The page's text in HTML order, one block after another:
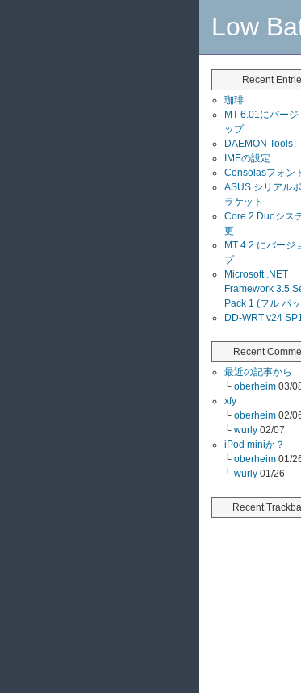
Low
Recent
珈琲
MT 6.01にバージ
ップ
DAEMON Tools
IMEの設定
Consolasフォン
ASUS シリアル
ラケット
Core 2 Duoシス
更
MT 4.2 にバージ
プ
Microsoft .NET
Framework 3.5
Pack 1 (フル パ
DD-WRT v24
Recent
最近の記事から
└ oberheim 03/
xfy
└ oberheim 02/
└ wurly 02/07
iPod miniか？
└ oberheim 01/
└ wurly 01/26
Recent